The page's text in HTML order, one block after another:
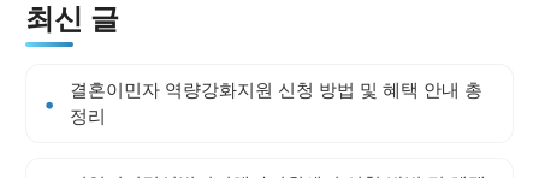
최신 글
결혼이민자 역량강화지원 신청 방법 및 혜택 안내 총
정리